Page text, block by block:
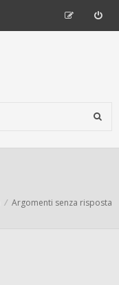
Argomenti senza risposta